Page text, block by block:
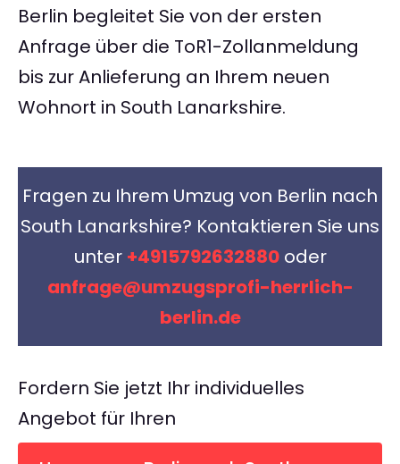
Berlin begleitet Sie von der ersten
Anfrage über die ToR1-Zollanmeldung
bis zur Anlieferung an Ihrem neuen
Wohnort in South Lanarkshire.
Fragen zu Ihrem Umzug von Berlin nach
South Lanarkshire? Kontaktieren Sie uns
unter +4915792632880oder
anfrage@umzugsprofi-herrlich-
berlin.de
Fordern Sie jetzt Ihr individuelles
Angebot für Ihren